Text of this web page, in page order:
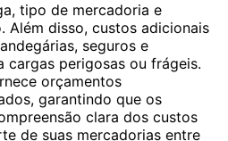
tipo de mercadoria e
Além disso, custos adicionais
seguros e
cargas perigosas ou frágeis.
orçamentos
garantindo que os
clara dos custos
de suas mercadorias entre